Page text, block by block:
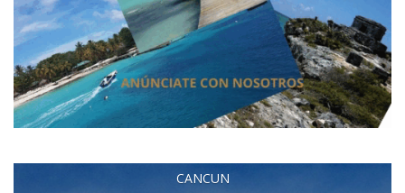
CANCUN